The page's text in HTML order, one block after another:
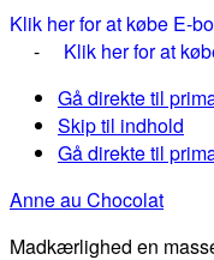
Klik her for at købe E-
- Klik her for at
Gå direkte til
Skip til indhold
Gå direkte til
Anne au Chocolat
Madkærlighed en